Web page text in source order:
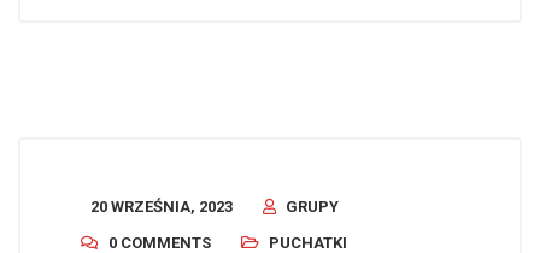
20 WRZEŚNIA, 2023
GRUPY
0 COMMENTS
PUCHATKI